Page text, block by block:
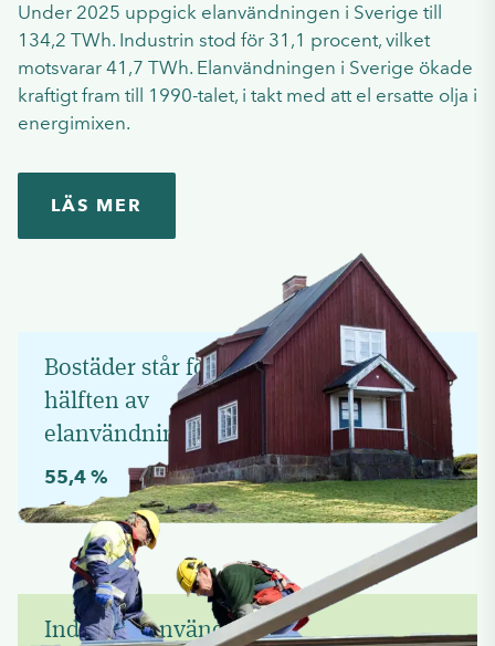
Under 2025 uppgick elanvändningen i Sverige till
134,2 TWh. Industrin stod för 31,1 procent, vilket
motsvarar 41,7 TWh. Elanvändningen i Sverige ökade
kraftigt fram till 1990-talet, i takt med att el ersatte olja i
energimixen.
LÄS MER
Bostäder står för
hälften av
elanvändning
55,4 %
Industrin använde